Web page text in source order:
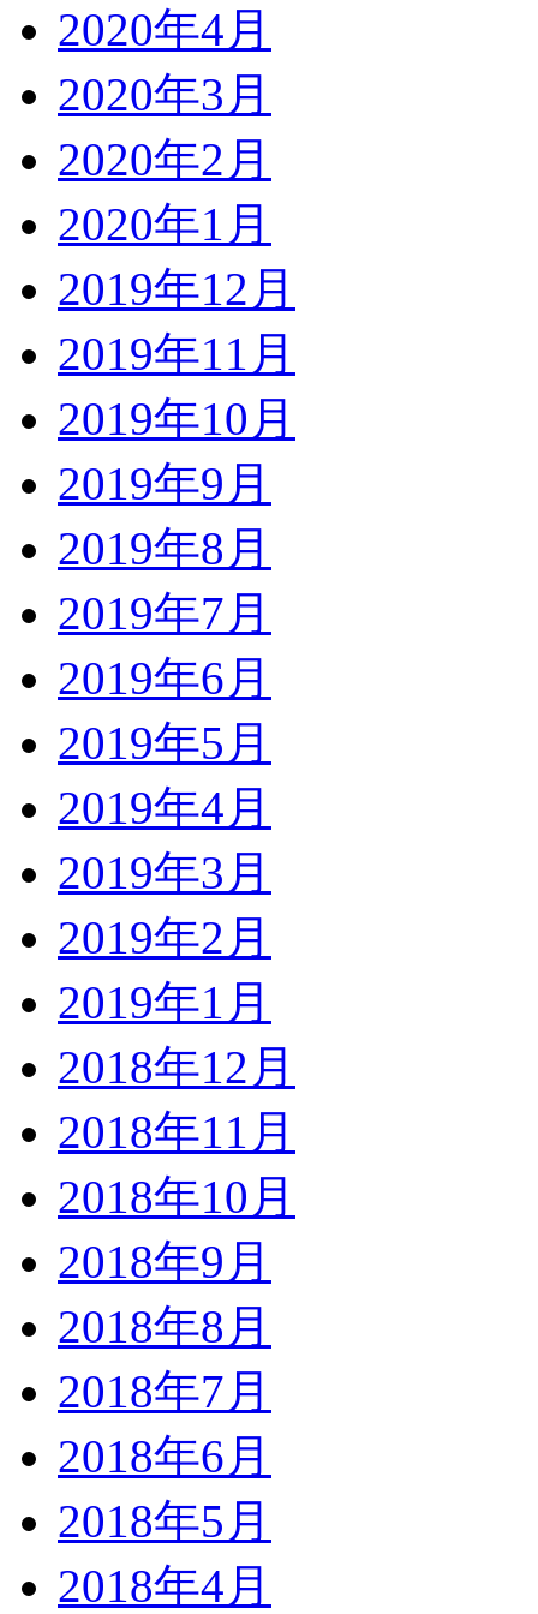
2020年4月
2020年3月
2020年2月
2020年1月
2019年12月
2019年11月
2019年10月
2019年9月
2019年8月
2019年7月
2019年6月
2019年5月
2019年4月
2019年3月
2019年2月
2019年1月
2018年12月
2018年11月
2018年10月
2018年9月
2018年8月
2018年7月
2018年6月
2018年5月
2018年4月